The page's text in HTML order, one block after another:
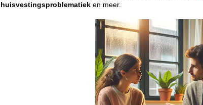
huisvestingsproblematiek en meer.